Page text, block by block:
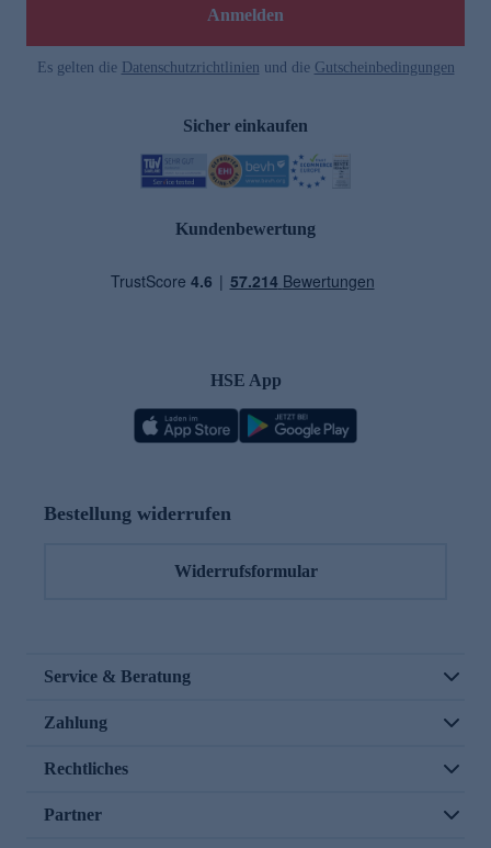
Anmelden
Es gelten die Datenschutzrichtlinien und die Gutscheinbedingungen
Sicher einkaufen
Kundenbewertung
HSE App
Bestellung widerrufen
Widerrufsformular
Service & Beratung
Zahlung
Rechtliches
Partner